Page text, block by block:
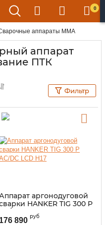
0
аппараты MMA
аппарат
ПТК
Фильтр
аргонодуговой
HANKER TIG 300 P
AC/DC LCD H17
176 890 руб